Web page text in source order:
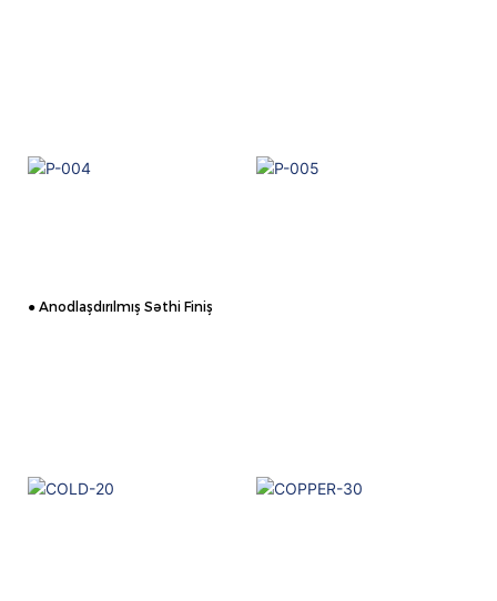
● Anodlaşdırılmış Səthi Finiş